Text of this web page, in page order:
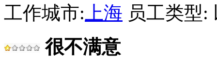
工作城市: 上海 员工类型:
很不满意